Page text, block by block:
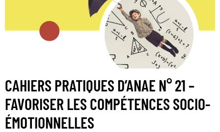
CAHIERS PRATIQUES D’ANAE N° 21 –
FAVORISER LES COMPÉTENCES SOCIO-
ÉMOTIONNELLES